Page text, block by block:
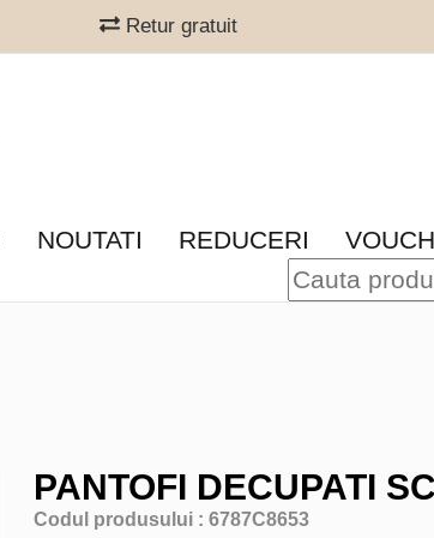
Retur gratuit
NOUTATI REDUCERI
PANTOFI DECUPATI
Codul produsului : 6787C8653